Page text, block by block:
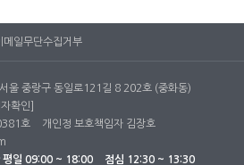
메일무단수집거부
울 중랑구 동일로121길 8 202호 (중화동)
확인]
호
개인정 보호책임자 김장호
평일 09:00 ~ 18:00 점심 12:30 ~ 13:30